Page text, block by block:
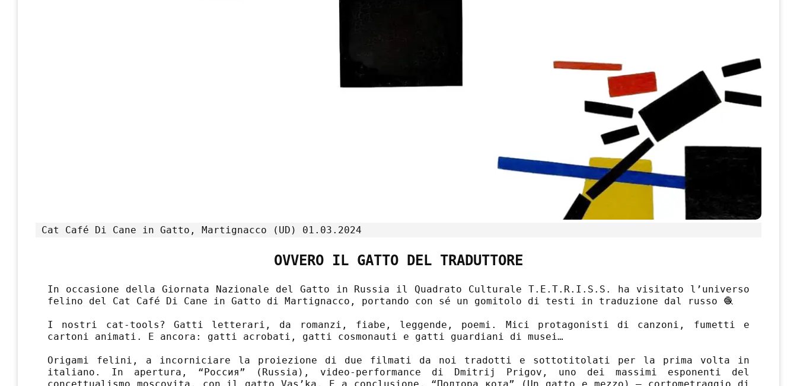
Cat Café Di Cane in Gatto, Martignacco (UD) 01.03.2024
OVVERO IL GATTO DEL TRADUTTORE
In occasione della Giornata Nazionale del Gatto in Russia il Quadrato Culturale T.E.T.R.I.S.S. ha visitato l’universo
felino del Cat Café Di Cane in Gatto di Martignacco, portando con sé un gomitolo di testi in traduzione dal russo 🧶
I nostri cat-tools? Gatti letterari, da romanzi, fiabe, leggende, poemi. Mici protagonisti di canzoni, fumetti e
cartoni animati. E ancora: gatti acrobati, gatti cosmonauti e gatti guardiani di musei…
Origami felini, a incorniciare la proiezione di due filmati da noi tradotti e sottotitolati per la prima volta in
italiano. In apertura, “Россия” (Russia), video-performance di Dmitrij Prigov, uno dei massimi esponenti del
concettualismo moscovita, con il gatto Vas’ka. E a conclusione, “Полтора кота” (Un gatto e mezzo) – cortometraggio di